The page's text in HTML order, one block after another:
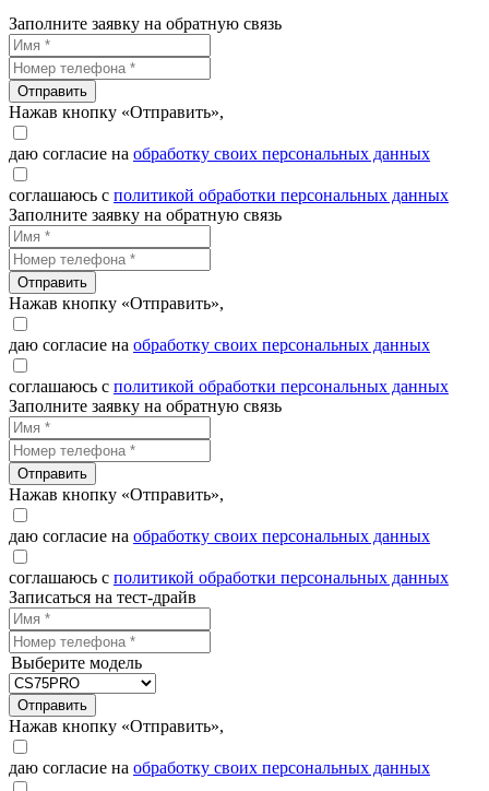
Заполните заявку на обратную связь
Отправить
Нажав кнопку «Отправить»,
даю согласие на обработку своих персональных данных
соглашаюсь с политикой обработки персональных данных
Заполните заявку на обратную связь
Отправить
Нажав кнопку «Отправить»,
даю согласие на обработку своих персональных данных
соглашаюсь с политикой обработки персональных данных
Заполните заявку на обратную связь
Отправить
Нажав кнопку «Отправить»,
даю согласие на обработку своих персональных данных
соглашаюсь с политикой обработки персональных данных
Записаться на тест-драйв
Выберите модель
Отправить
Нажав кнопку «Отправить»,
даю согласие на обработку своих персональных данных